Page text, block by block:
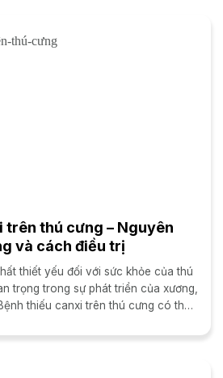
trên thú cưng – Nguyên
và cách điều trị
thiết yếu đối với sức khỏe của thú
trọng trong sự phát triển của xương,
thiếu canxi trên thú cưng có thể